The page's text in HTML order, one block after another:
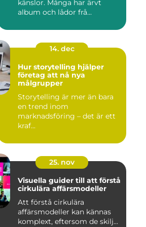
känslor. Många har ärvt
album och lådor frå...
14. dec
Hur storytelling hjälper
företag att nå nya
målgrupper
Storytelling är mer än bara
en trend inom
marknadsföring – det är ett
kraf...
25. nov
Visuella guider till att förstå
cirkulära affärsmodeller
Att förstå cirkulära
affärsmodeller kan kännas
komplext, eftersom de skilj...